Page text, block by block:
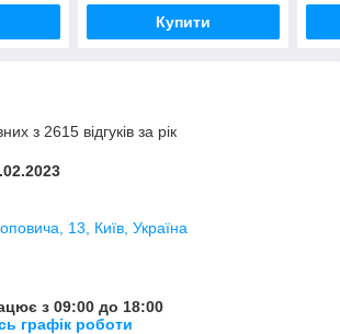
Купити
з 2615 відгуків за рік
13, Київ, Україна
з 09:00 до 18:00
графік роботи